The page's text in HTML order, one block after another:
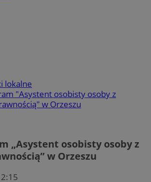
lokalne
"Asystent osobisty osoby z
w Orzeszu
„Asystent osobisty osoby z
w Orzeszu